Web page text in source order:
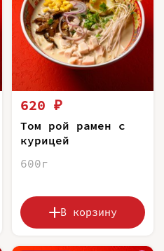
620 ₽
Том рой рамен с
курицей
600г
В корзину